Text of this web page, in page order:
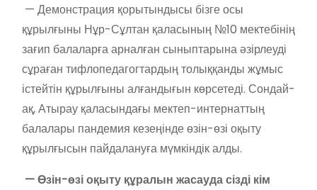
— Демонстрация қорытындысы бізге осы
құрылғыны Нұр-Сұлтан қаласының №10 мектебінің
зағип балаларға арналған сыныптарына әзірлеуді
сұраған тифлопедагогтардың толыққанды жұмыс
істейтін құрылғыны алғандығын көрсетеді. Сондай-
ақ, Атырау қаласындағы мектеп-интернаттың
балалары пандемия кезеңінде өзін-өзі оқыту
құрылғысын пайдалануға мүмкіндік алды.
— Өзін-өзі оқыту құралын жасауда сізді кім